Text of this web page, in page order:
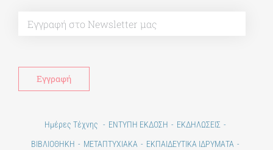
Ημέρες Τέχνης ΕΝΤΥΠΗ ΕΚΔΟΣΗ
ΕΚΔΗΛΩΣΕΙΣ
ΒΙΒΛΙΟΘΗΚΗ
ΜΕΤΑΠΤΥΧΙΑΚΑ
ΕΚΠΑΙΔΕΥΤΙΚΑ ΙΔΡΥΜΑΤΑ